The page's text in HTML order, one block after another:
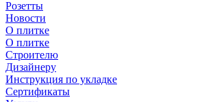
Розетты
Новости
О плитке
О плитке
Строителю
Дизайнеру
Инструкция по укладке
Сертификаты